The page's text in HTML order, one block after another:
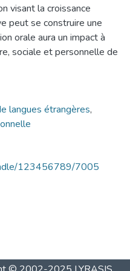
visant la croissance
peut se construire une
orale aura un impact à
sociale et personnelle de
langues étrangères,
123456789/7005